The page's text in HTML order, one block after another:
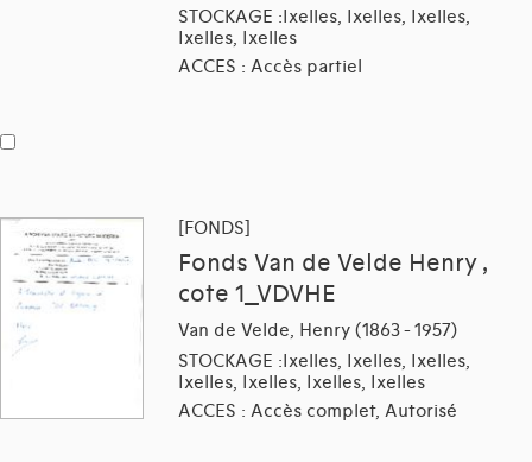
STOCKAGE :Ixelles, Ixelles, Ixelles,
Ixelles, Ixelles
ACCES : Accès partiel
[FONDS]
Fonds Van de Velde Henry ,
cote 1_VDVHE
Van de Velde, Henry (1863 - 1957)
STOCKAGE :Ixelles, Ixelles, Ixelles,
Ixelles, Ixelles, Ixelles, Ixelles
ACCES : Accès complet, Autorisé